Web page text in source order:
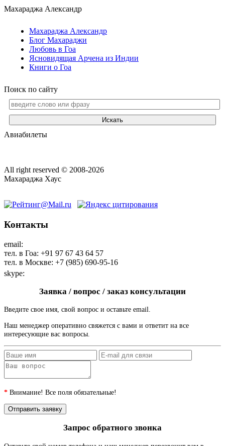
Махараджа Александр
Махараджа Александр
Блог Махараджи
Любовь в Гоа
Ясновидящая Арчена из Индии
Книги о Гоа
Поиск по сайту
Искать
Авиабилеты
All right reserved © 2008-2026
Махараджа Хаус
Контакты
email:
тел. в Гоа: +91 97 67 43 64 57
тел. в Москве: +7 (985) 690-95-16
skype:
Заявка / вопрос / заказ консультации
Введите свое имя, свой вопрос и оставьте email.
Наш менеджер оперативно свяжется с вами и ответит на все
интересующие вас вопросы.
* Внимание! Все поля обязательные!
Запрос обратного звонка